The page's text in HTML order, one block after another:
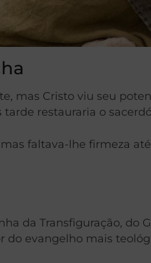
mas Cristo viu seu
restauraria o
faltava-lhe firmeza
da Transfiguração, do
do evangelho mais